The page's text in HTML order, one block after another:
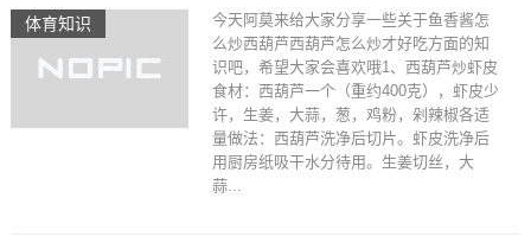
体育知识
今天阿莫来给大家分享一些关于鱼香酱怎
么炒西葫芦西葫芦怎么炒才好吃方面的知
识吧，希望大家会喜欢哦1、西葫芦炒虾皮
食材：西葫芦一个（重约400克），虾皮少
许，生姜，大蒜，葱，鸡粉，剁辣椒各适
量做法：西葫芦洗净后切片。虾皮洗净后
用厨房纸吸干水分待用。生姜切丝，大
蒜...